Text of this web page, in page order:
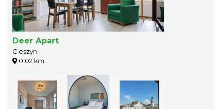
Deer Apart
Cieszyn
0.02 km